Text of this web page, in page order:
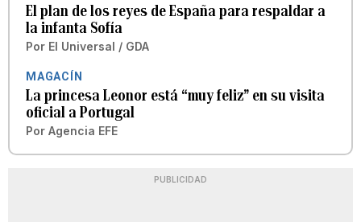
El plan de los reyes de España para respaldar a
la infanta Sofía
Por El Universal / GDA
MAGACÍN
La princesa Leonor está “muy feliz” en su visita
oficial a Portugal
Por Agencia EFE
PUBLICIDAD